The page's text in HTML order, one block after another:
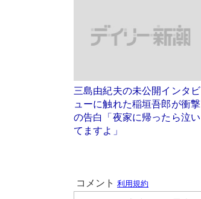
三島由紀夫の未公開インタビ
ューに触れた稲垣吾郎が衝撃
の告白「夜家に帰ったら泣い
てますよ」